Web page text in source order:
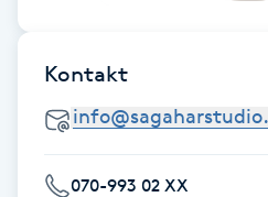
Hudföryngring
Kontakt
070-993 02 XX